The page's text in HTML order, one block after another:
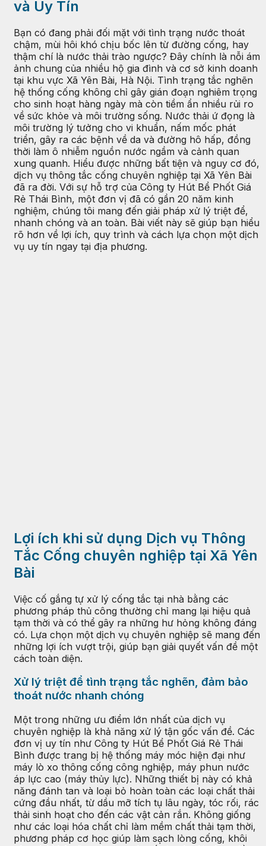
và Uy Tín
Bạn có đang phải đối mặt với tình trạng nước thoát
chậm, mùi hôi khó chịu bốc lên từ đường cống, hay
thậm chí là nước thải trào ngược? Đây chính là nỗi ám
ảnh chung của nhiều hộ gia đình và cơ sở kinh doanh
tại khu vực Xã Yên Bài, Hà Nội. Tình trạng tắc nghẽn
hệ thống cống không chỉ gây gián đoạn nghiêm trọng
cho sinh hoạt hàng ngày mà còn tiềm ẩn nhiều rủi ro
về sức khỏe và môi trường sống. Nước thải ứ đọng là
môi trường lý tưởng cho vi khuẩn, nấm mốc phát
triển, gây ra các bệnh về da và đường hô hấp, đồng
thời làm ô nhiễm nguồn nước ngầm và cảnh quan
xung quanh. Hiểu được những bất tiện và nguy cơ đó,
dịch vụ thông tắc cống chuyên nghiệp tại Xã Yên Bài
đã ra đời. Với sự hỗ trợ của Công ty Hút Bể Phốt Giá
Rẻ Thái Bình, một đơn vị đã có gần 20 năm kinh
nghiệm, chúng tôi mang đến giải pháp xử lý triệt để,
nhanh chóng và an toàn. Bài viết này sẽ giúp bạn hiểu
rõ hơn về lợi ích, quy trình và cách lựa chọn một dịch
vụ uy tín ngay tại địa phương.
Lợi ích khi sử dụng Dịch vụ Thông
Tắc Cống chuyên nghiệp tại Xã Yên
Bài
Việc cố gắng tự xử lý cống tắc tại nhà bằng các
phương pháp thủ công thường chỉ mang lại hiệu quả
tạm thời và có thể gây ra những hư hỏng không đáng
có. Lựa chọn một dịch vụ chuyên nghiệp sẽ mang đến
những lợi ích vượt trội, giúp bạn giải quyết vấn đề một
cách toàn diện.
Xử lý triệt để tình trạng tắc nghẽn, đảm bảo
thoát nước nhanh chóng
Một trong những ưu điểm lớn nhất của dịch vụ
chuyên nghiệp là khả năng xử lý tận gốc vấn đề. Các
đơn vị uy tín như Công ty Hút Bể Phốt Giá Rẻ Thái
Bình được trang bị hệ thống máy móc hiện đại như
máy lò xo thông cống công nghiệp, máy phun nước
áp lực cao (máy thủy lực). Những thiết bị này có khả
năng đánh tan và loại bỏ hoàn toàn các loại chất thải
cứng đầu nhất, từ dầu mỡ tích tụ lâu ngày, tóc rối, rác
thải sinh hoạt cho đến các vật cản rắn. Không giống
như các loại hóa chất chỉ làm mềm chất thải tạm thời,
phương pháp cơ học giúp làm sạch lòng cống, khôi